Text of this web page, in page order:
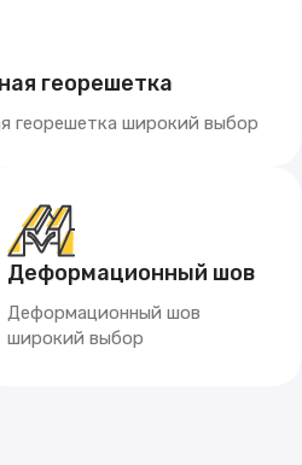
георешетка
георешетка широкий выбор
Деформационный шов
Деформационный шов
широкий выбор